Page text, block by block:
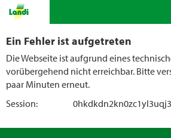
Ein Fehler ist aufgetreten
Die Webseite ist aufgrund eines
vorübergehend nicht erreichbar. Bitte
paar Minuten erneut.
Session: